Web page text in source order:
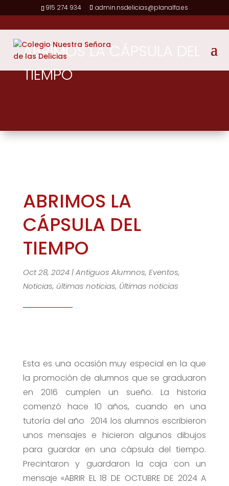
915 274 934 admin.nsdelicias@planalfa.es
ABRIMOS LA CÁPSULA DEL
TIEMPO
ABRIMOS LA
CÁPSULA DEL
TIEMPO
Oct 28, 2024|Antiguos Alumnos, Eventos,
Noticias, últimas noticias, Últimas noticias
Esta es una ocasión muy especial en la que
la promoción de alumnos que se graduaron
en 2016 cumplen un sueño. La historia
comenzó hace 10 años, cuando en una
tutoría del año 2014 los alumnos escribieron
unos mensajes e hicieron algunos dibujos
para guardar en una cápsula del tiempo.
Precintaron y guardaron la caja con un
mensaje «ABRIR EL 18 DE OCTUBRE DE 2024 A